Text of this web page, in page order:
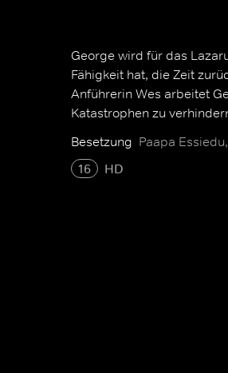
George wird für das
Fähigkeit hat, die Zeit
Anführerin Wes arbeitet
Katastrophen zu
Besetzung Paapa
16
HD